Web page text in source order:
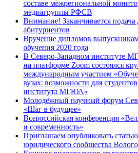
составе межрегиональной
медиагруппы РФСВ
Внимание! Заканчивается подача
абитуриентов
Вручение дипломов
обучения 2020 года
В Северо-Западном институте
на платформе Zoom состоялся
международным участием
вузах: возможности для
института МГЮА»
Молодёжный научный форум
«Шаг в будущее»
Всероссийская конференция
и современность»
Приглашаем опубликовать
юридического сообщества